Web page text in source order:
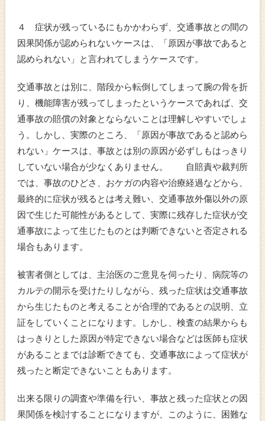
４ 症状が残っているにもかかわらず、交通事故との間の
因果関係が認められないケースは、「原因が事故であると
認められない」と言われてしまうケースです。
交通事故とは別に、階段から転倒してしまって腕の骨を折
り、機能障害が残ってしまったというケースであれば、交
通事故の賠償の対象とならないことは理解しやすいでしょ
う。しかし、実際のところ、「原因が事故であると認めら
れない」ケースは、事故とは別の原因が必ずしもはっきり
していない場合が少なくありません。 自賠責や裁判所
では、事故のひどさ、おケガの内容や治療経過などから、
最終的に症状が残るとは考え難い、交通事故外傷以外の原
因で生じた可能性があるとして、実際に残存した症状が交
通事故によって生じたものとは判断できないと否定される
場合もあります。
被害者側としては、主治医のご意見を伺ったり、病院等の
カルテの開示を受けたりしながら、残った症状は交通事故
から生じたものと考えることが合理的であるとの説明、立
証をしていくことになります。しかし、検査の結果からも
はっきりとした原因が特定できない場合などは医師も症状
があることまでは診断できても、交通事故によって症状が
残ったと断定できないこともあります。
出来る限りの調査や準備を行い、事故と残った症状との因
果関係を検討することになりますが、このように、困難な